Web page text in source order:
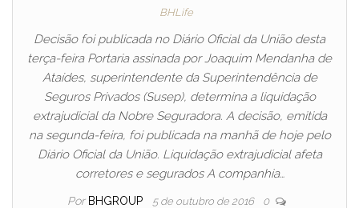
BHLife
Decisão foi publicada no Diário Oficial da União desta
terça-feira Portaria assinada por Joaquim Mendanha de
Ataídes, superintendente da Superintendência de
Seguros Privados (Susep), determina a liquidação
extrajudicial da Nobre Seguradora. A decisão, emitida
na segunda-feira, foi publicada na manhã de hoje pelo
Diário Oficial da União. Liquidação extrajudicial afeta
corretores e segurados A companhia…
Por BHGROUP 5 de outubro de 2016 0